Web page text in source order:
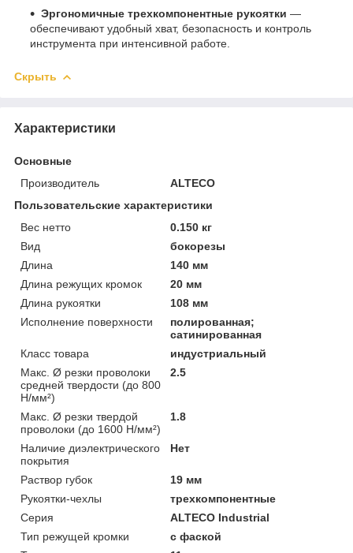
Эргономичные трехкомпонентные рукоятки —
обеспечивают удобный хват, безопасность и контроль
инструмента при интенсивной работе.
Скрыть
Характеристики
Основные
Производитель
ALTECO
Пользовательские характеристики
Вес нетто
0.150 кг
Вид
бокорезы
Длина
140 мм
Длина режущих кромок
20 мм
Длина рукоятки
108 мм
Исполнение поверхности
полированная;
сатинированная
Класс товара
индустриальный
Макс. Ø резки проволоки
средней твердости (до 800
Н/мм²)
2.5
Макс. Ø резки твердой
проволоки (до 1600 Н/мм²)
1.8
Наличие диэлектрического
покрытия
Нет
Раствор губок
19 мм
Рукоятки-чехлы
трехкомпонентные
Серия
ALTECO Industrial
Тип режущей кромки
с фаской